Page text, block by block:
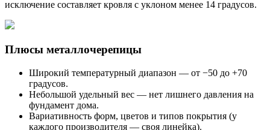
исключение составляет кровля с уклоном менее 14 градусов.
Плюсы металлочерепицы
Широкий температурный диапазон — от −50 до +70
градусов.
Небольшой удельный вес — нет лишнего давления на
фундамент дома.
Вариативность форм, цветов и типов покрытия (у
каждого производителя — своя линейка).